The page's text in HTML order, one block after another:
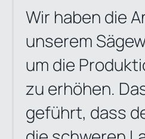
Wir haben die
unserem
um die
zu erhöhen.
geführt, dass